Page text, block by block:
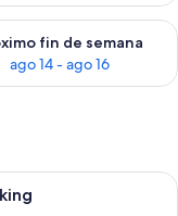
semana, ago 7 -
fin de semana
ago 14 - ago 16
la disponibilidad
eléctrica negra con asa y